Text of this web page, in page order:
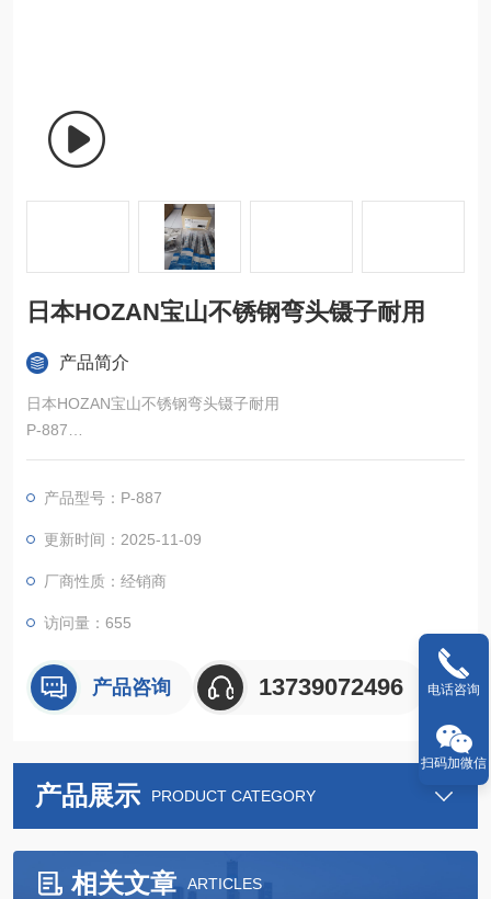
日本HOZAN宝山不锈钢弯头镊子耐用
产品简介
日本HOZAN宝山不锈钢弯头镊子耐用
P-887
标准系列强力镊子
拾取物体。
产品型号：P-887
更新时间：2025-11-09
厂商性质：经销商
访问量：655
产品咨询 13739072496
产品展示 PRODUCT CATEGORY
相关文章 ARTICLES
电话咨询
扫码加微信